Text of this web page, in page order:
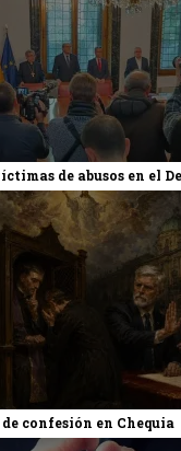
de abusos en el
confesión en Chequia